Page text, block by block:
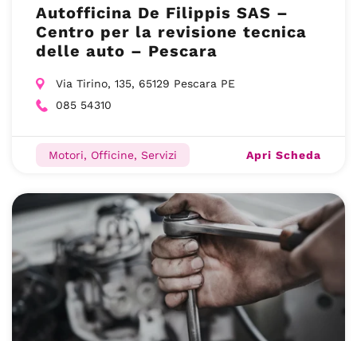
Autofficina De Filippis SAS –
Centro per la revisione tecnica
delle auto – Pescara
Via Tirino, 135, 65129 Pescara PE
085 54310
Motori, Officine, Servizi Apri Scheda